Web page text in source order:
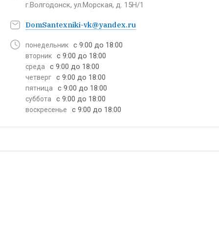
г.Волгодонск, ул.Морская, д. 15Н/1
DomSantexniki-vk@yandex.ru
понедельник с 9:00 до 18:00
вторник с 9:00 до 18:00
среда с 9:00 до 18:00
четверг с 9:00 до 18:00
пятница с 9:00 до 18:00
суббота с 9:00 до 18:00
воскресенье с 9:00 до 18:00